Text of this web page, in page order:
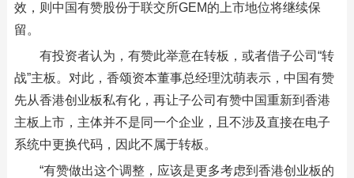
效，则中国有赞股份于联交所GEM的上市地位将继续保
留。
有投资者认为，有赞此举意在转板，或者借子公司“转
战”主板。对此，香颂资本董事总经理沈萌表示，中国有赞
先从香港创业板私有化，再让子公司有赞中国重新到香港
主板上市，主体并不是同一个企业，且不涉及直接在电子
系统中更换代码，因此不属于转板。
“有赞做出这个调整，应该是更多考虑到香港创业板的